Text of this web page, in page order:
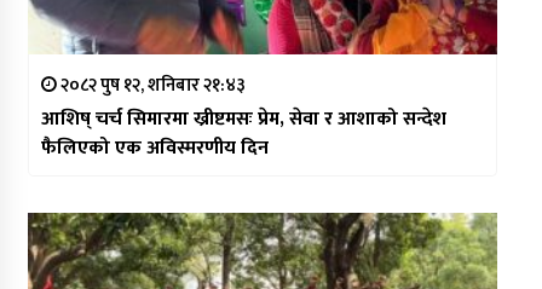
२०८२ पुष १२, शनिबार २१:४३
आशिष् चर्च सिमारमा ख्रीष्टमसः प्रेम, सेवा र आशाको सन्देश
फैलिएको एक अविस्मरणीय दिन